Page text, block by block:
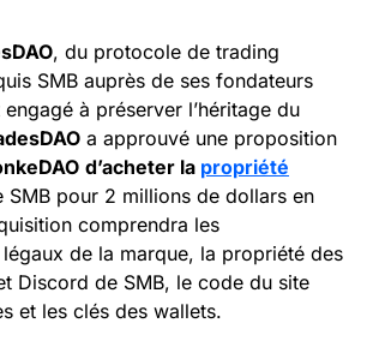
, du protocole de trading
SMB auprès de ses fondateurs
engagé à préserver l’héritage du
a approuvé une proposition
d’acheter la propriété
SMB pour 2 millions de dollars en
comprendra les
de la marque, la propriété des
Discord de SMB, le code du site
et les clés des wallets.